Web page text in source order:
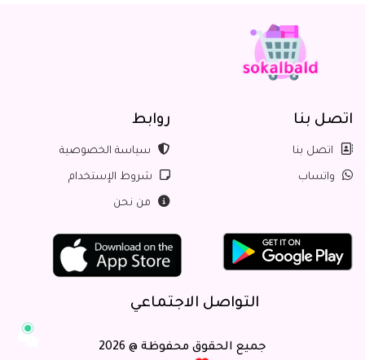
اتصل بنا
اتصل بنا
واتساب
روابط
سياسة الخصوصية
شروط الإستخدام
من نحن
التواصل الاجتماعي
جميع الحقوق محفوظة @ 2026